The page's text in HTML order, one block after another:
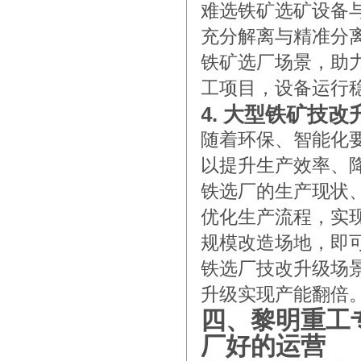
难选铁矿选矿设备
充分解离与精准分
铁矿选厂场景，助
工项目，设备运行
4. 大型铁矿技改
随着环保、智能化
以提升生产效率、
铁选厂的生产现状
优化生产流程，实
规模改造场地，即
铁选厂技改升级场
升级实现产能翻倍
四、黎明重
厂好的运营